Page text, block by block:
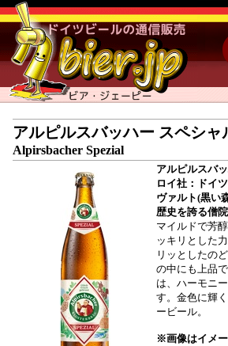
アルピルスバッハー スペシャ
Alpirsbacher Spezial
アルピルスバ
ロイ社：ドイ
ヴァルト(黒い
歴史を誇る僧
マイルドで芳
ッキリとした
リッとしたの
の中にも上品
は、ハーモニ
す。金色に輝
ービール。
※画像はイメ